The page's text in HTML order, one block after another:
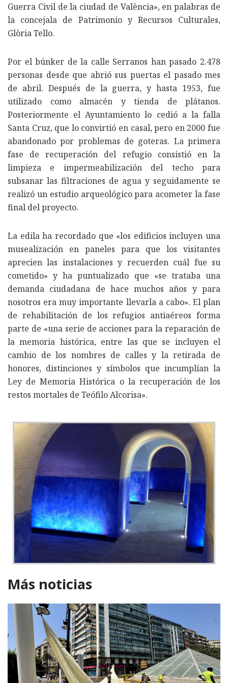
Guerra Civil de la ciudad de València», en palabras de
la concejala de Patrimonio y Recursos Culturales,
Glòria Tello.
Por el búnker de la calle Serranos han pasado 2.478
personas desde que abrió sus puertas el pasado mes
de abril. Después de la guerra, y hasta 1953, fue
utilizado como almacén y tienda de plátanos.
Posteriormente el Ayuntamiento lo cedió a la falla
Santa Cruz, que lo convirtió en casal, pero en 2000 fue
abandonado por problemas de goteras. La primera
fase de recuperación del refugio consistió en la
limpieza e impermeabilización del techo para
subsanar las filtraciones de agua y seguidamente se
realizó un estudio arqueológico para acometer la fase
final del proyecto.
La edila ha recordado que «los edificios incluyen una
musealización en paneles para que los visitantes
aprecien las instalaciones y recuerden cuál fue su
cometido» y ha puntualizado que «se trataba una
demanda ciudadana de hace muchos años y para
nosotros era muy importante llevarla a cabo». El plan
de rehabilitación de los refugios antiaéreos forma
parte de «una serie de acciones para la reparación de
la memoria histórica, entre las que se incluyen el
cambio de los nombres de calles y la retirada de
honores, distinciones y símbolos que incumplían la
Ley de Memoria Histórica o la recuperación de los
restos mortales de Teófilo Alcorisa».
Más noticias